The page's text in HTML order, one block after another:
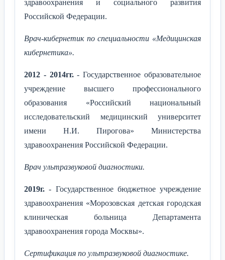
здравоохранения и социального развития
Российской Федерации.
Врач-кибернетик по специальности «Медицинская
кибернетика».
2012 - 2014гг.- Государственное образовательное
учреждение высшего профессионального
образования «Российский национальный
исследовательский медицинский университет
имени Н.И. Пирогова» Министерства
здравоохранения Российской Федерации.
Врач ультразвуковой диагностики.
2019г. - Государственное бюджетное учреждение
здравоохранения «Морозовская детская городская
клиническая больница Департамента
здравоохранения города Москвы».
Сертификация по ультразвуковой диагностике.